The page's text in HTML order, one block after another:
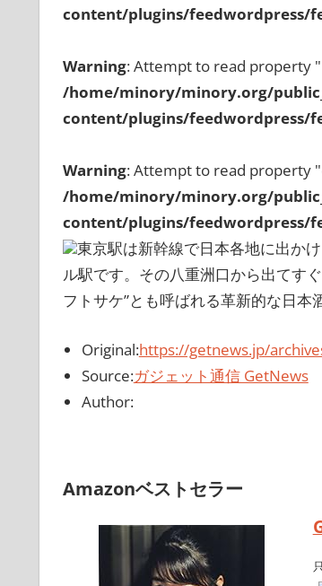
content/plugins/feedwordpress/
Warning: Attempt to read property
/home/minory/minory.org/
content/plugins/feedwordpress/
Warning: Attempt to read property
/home/minory/minory.org/
content/plugins/feedwordpress/
東京駅は新幹線で日本各地に出か
ル駅です。その八重洲口から出てす
フトサケ”とも呼ばれる革新的な日本
Original:https://getnews.jp/
Source:ガジェット通信 GetNews
Author:
Amazonベストセラー